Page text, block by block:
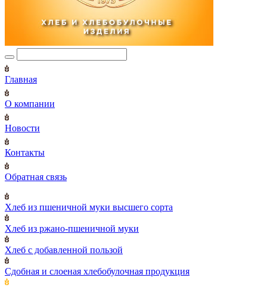
Главная
О компании
Новости
Контакты
Обратная связь
Хлеб из пшеничной муки высшего сорта
Хлеб из ржано-пшеничной муки
Хлеб с добавленной пользой
Сдобная и слоеная хлебобулочная продукция